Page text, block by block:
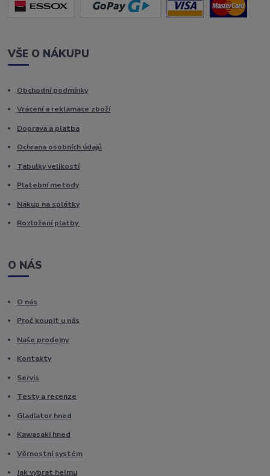
VŠE O NÁKUPU
Obchodní podmínky
Vrácení a reklamace zboží
Doprava a platba
Ochrana osobních údajů
Tabulky velikostí
Platební metody
Nákup na splátky
Rozložení platby
O NÁS
O nás
Proč koupit u nás
Naše prodejny
Kontakty
Servis
Testy a recenze
Gladiator hned
Kawasaki hned
Věrnostní systém
Jak vybrat helmu